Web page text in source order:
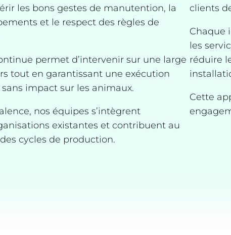
les bons gestes de manutention, la
et le respect des règles de
permet d’intervenir sur une large
tout en garantissant une exécution
impact sur les animaux.
nos équipes s’intègrent
existantes et contribuent au
cycles de production.
clients
Chaque
les
réduire
Cette